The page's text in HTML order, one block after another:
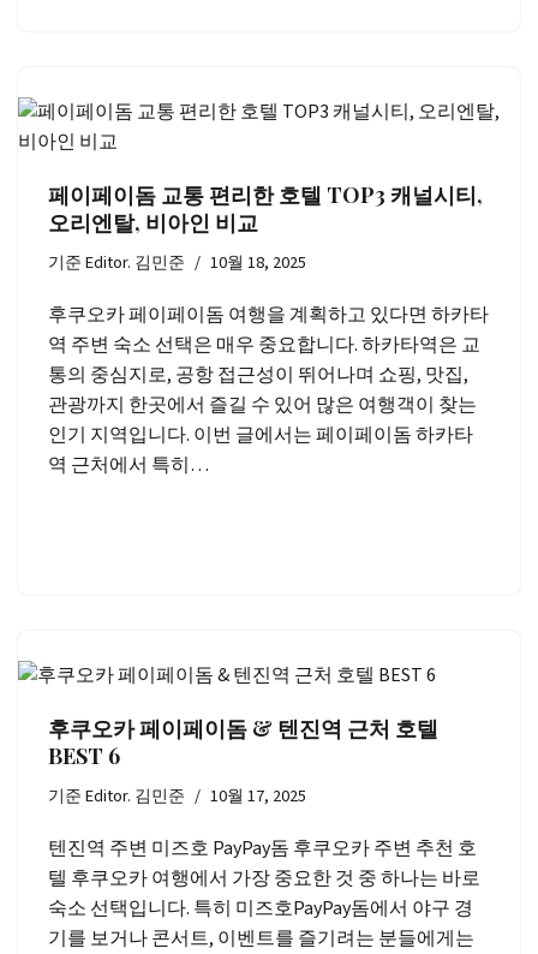
페이페이돔 교통 편리한 호텔 TOP3 캐널시티,
오리엔탈, 비아인 비교
기준Editor. 김민준 10월 18, 2025
후쿠오카 페이페이돔 여행을 계획하고 있다면 하카타
역 주변 숙소 선택은 매우 중요합니다. 하카타역은 교
통의 중심지로, 공항 접근성이 뛰어나며 쇼핑, 맛집,
관광까지 한곳에서 즐길 수 있어 많은 여행객이 찾는
인기 지역입니다. 이번 글에서는 페이페이돔 하카타
역 근처에서 특히…
후쿠오카 페이페이돔 & 텐진역 근처 호텔
BEST 6
기준Editor. 김민준 10월 17, 2025
텐진역 주변 미즈호 PayPay돔 후쿠오카 주변 추천 호
텔 후쿠오카 여행에서 가장 중요한 것 중 하나는 바로
숙소 선택입니다. 특히 미즈호PayPay돔에서 야구 경
기를 보거나 콘서트, 이벤트를 즐기려는 분들에게는